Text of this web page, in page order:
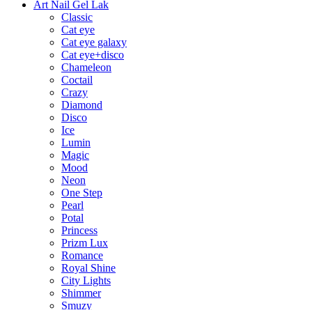
Art Nail Gel Lak
Classic
Cat eye
Cat eye galaxy
Cat eye+disco
Chameleon
Coctail
Crazy
Diamond
Disco
Ice
Lumin
Magic
Mood
Neon
One Step
Pearl
Potal
Princess
Prizm Lux
Romance
Royal Shine
City Lights
Shimmer
Smuzy